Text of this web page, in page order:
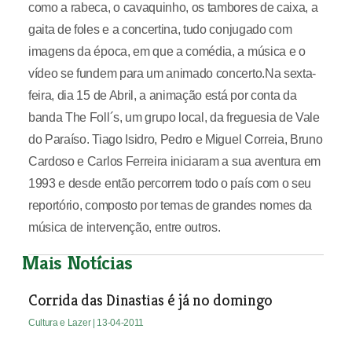
como a rabeca, o cavaquinho, os tambores de caixa, a
gaita de foles e a concertina, tudo conjugado com
imagens da época, em que a comédia, a música e o
vídeo se fundem para um animado concerto.Na sexta-
feira, dia 15 de Abril, a animação está por conta da
banda The Foll´s, um grupo local, da freguesia de Vale
do Paraíso. Tiago Isidro, Pedro e Miguel Correia, Bruno
Cardoso e Carlos Ferreira iniciaram a sua aventura em
1993 e desde então percorrem todo o país com o seu
reportório, composto por temas de grandes nomes da
música de intervenção, entre outros.
Mais Notícias
Corrida das Dinastias é já no domingo
Cultura e Lazer | 13-04-2011